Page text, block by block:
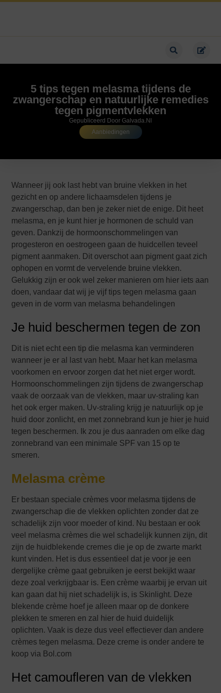
5 tips tegen melasma tijdens de
zwangerschap en natuurlijke remedies
tegen pigmentvlekken
Aanbiedingen
Gepubliceerd Door Galvada.nl
Wanneer jij ook last hebt van bruine vlekken in het
gezicht en op andere lichaamsdelen tijdens je
zwangerschap, dan ben je zeker niet de enige. Dit heet
melasma, en je kunt hier je hormonen de schuld van
geven. Dankzij de hormoonschommelingen van
progesteron en oestrogeen gaan de huidcellen teveel
pigment aanmaken. Dit overschot aan pigment gaat zich
ophopen en vormt de vervelende bruine vlekken.
Gelukkig zijn er ook wel zeker manieren om hier iets aan
doen, vandaar dat wij je vijf tips tegen melasma gaan
geven in de vorm van melasma behandelingen
Je huid beschermen tegen de zon
Dit is niet echt een tip die melasma kan verminderen
wanneer je er al last van hebt. Maar het kan melasma
voorkomen en ervoor zorgen dat het niet erger wordt.
Hormoonschommelingen zijn tijdens de zwangerschap
vaak de oorzaak van de vlekken, maar uv-straling kan
het ook erger maken. Uv-straling krijg je natuurlijk op je
huid door zonlicht, en met zonnebrand kun je hier je huid
tegen beschermen. Ik zou je dus aanraden om elke dag
zonnebrand van een minimale SPF van 15 op te
smeren.
Melasma crème
Er bestaan speciale crèmes voor melasma tijdens de
zwangerschap die de vlekken oplichten zonder dat ze
schadelijk zijn voor moeder of kind. Nu bestaan er ook
veel melasma crèmes die wel schadelijk kunnen zijn, dit
zijn de huidblekende cremes die je op de zwarte markt
kunt vinden. Het is dus essentieel dat je voor je een
dergelijke crème gaat gebruiken je eerst bekijkt waar
deze zoal verkrijgbaar is. Een crème waarbij je ervan uit
kan gaan dat hij niet schadelijk is, is Skinlight. Deze
blekende crème hoef je alleen maar op de donkere
plekken te smeren en zal hier de huid duidelijk
oplichten. Vaak is deze dus veel effectiever dan andere
crèmes tegen melasma. Deze creme is onder andere te
koop via Bol.com
Het camoufleren van de vlekken